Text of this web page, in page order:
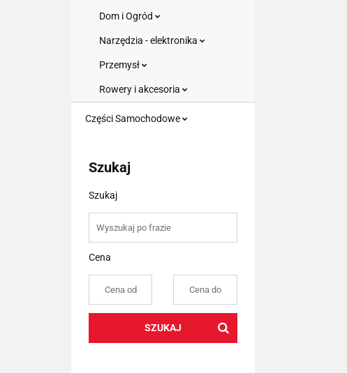
Dom i Ogród
Narzędzia - elektronika
Przemysł
Rowery i akcesoria
Części Samochodowe
Szukaj
Szukaj
Cena
SZUKAJ